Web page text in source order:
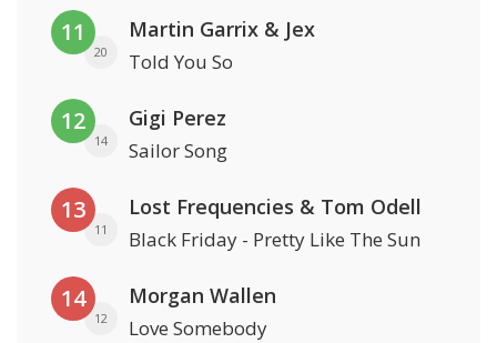
11
20
Martin Garrix & Jex
Told You So
12
14
Gigi Perez
Sailor Song
13
11
Lost Frequencies & Tom Odell
Black Friday - Pretty Like The Sun
14
12
Morgan Wallen
Love Somebody